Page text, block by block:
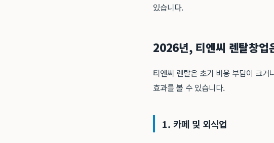
있습니다.
2026년, 티엔씨 렌탈창업
티엔씨 렌탈은 초기 비용 부담이 크
효과를 볼 수 있습니다.
1. 카페 및 외식업